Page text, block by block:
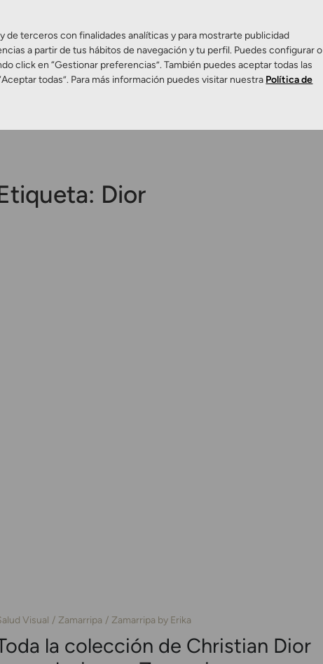
Salud Visual Ojo seco Control de miopía
Dior
Visual Zamarripa Zamarripa by Erika
la colección de Christian Dior
de terceros con finalidades analíticas y para mostrarte publicidad
a partir de tus hábitos de navegación y tu perfil. Puedes configurar o
click en “Gestionar preferencias”. También puedes aceptar todas las
todas”. Para más información puedes visitar nuestra Política de